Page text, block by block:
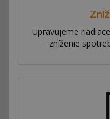
Upravujeme
zníženie